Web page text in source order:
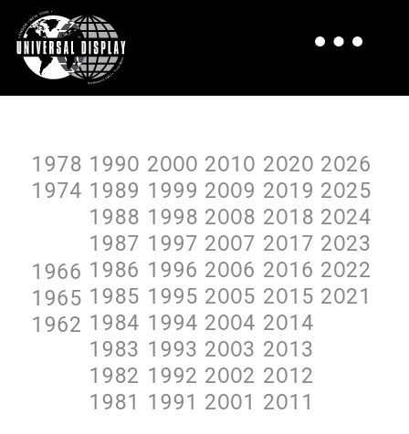
2O26
2O25
2O24
2O23
2O22
2O21
2O2O
2O19
2O18
2O17
2O16
2O15
2O14
2O13
2O12
2O11
2O1O
2OO9
2OO8
2OO7
2OO6
2OO5
2OO4
2OO3
2OO2
2OO1
2OOO
1999
1998
1997
1996
1995
1994
1993
1992
1991
199O
1989
1988
1987
1986
1985
1984
1983
1982
1981
1978
1974
1966
1965
1962